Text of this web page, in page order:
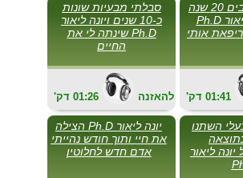
סבלתי מבעיות שונות
כ-10 שנים ויונה ליאור
Ph.D שינתה לי את
החיים
'דק 01:26 להאזנה
סבלתי מכאבים 20 שנה
ואת יונה ליאור Ph.D
אותי
'דק 01:41
יונה ליאור Ph.D הצילה
את חיי ותוך חודש נהייתי
אדם חדש לחלוטין
השתנו
ליאור